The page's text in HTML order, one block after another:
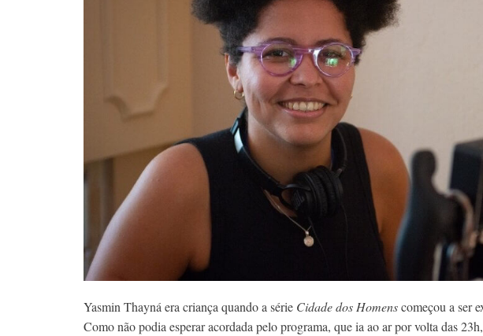
Yasmin Thayná era criança quando a série Cidade dos Homenscomeçou a ser
Como não podia esperar acordada pelo programa, que ia ao ar por volta das